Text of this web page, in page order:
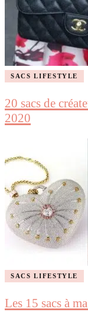
SACS LIFESTYLE
20 sacs de
2020
SACS LIFESTYLE
Les 15 sacs à